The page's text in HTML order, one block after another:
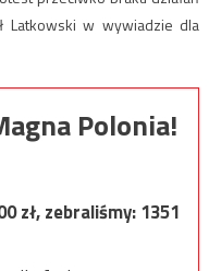
Latkowski w wywiadzie dla
Polonia!
zł, zebraliśmy:1351